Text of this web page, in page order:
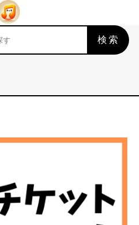
検索